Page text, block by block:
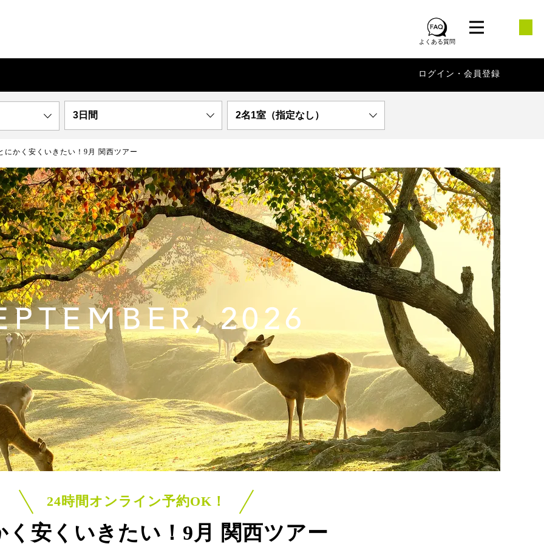
よくある質問
ログイン・会員登録
3日間 2名1室（指定なし）
にかく安くいきたい！9月 関西ツアー
2026
24時間オンライン予約OK！
く安くいきたい！ 9月 関西ツアー